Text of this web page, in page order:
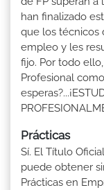
han finalizado
que los técnicos
empleo y les
fijo. Por todo
Profesional
Prácticas
Sí. El Título
puede obtener
Prácticas en